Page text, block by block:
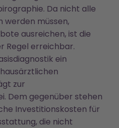
Da nicht alle
werden müssen,
ausreichen, ist die
Regel erreichbar.
ein
zur
Dem gegenüber stehen
Investitionskosten für
die nicht